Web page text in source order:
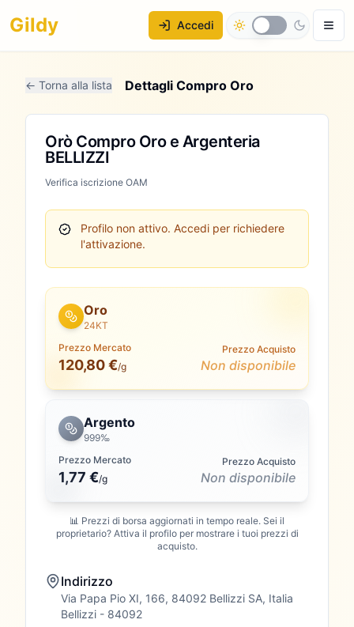
Gildy Accedi
← Torna alla lista Dettagli Compro Oro
Orò Compro Oro e Argenteria
BELLIZZI
Verifica iscrizione OAM
Profilo non attivo. Accedi per richiedere
l'attivazione.
Oro
24KT
Prezzo Mercato
120,80 €/g
Prezzo Acquisto
Non disponibile
Argento
999‰
Prezzo Mercato
1,77 €/g
Prezzo Acquisto
Non disponibile
📊 Prezzi di borsa aggiornati in tempo reale. Sei il
proprietario? Attiva il profilo per mostrare i tuoi prezzi di
acquisto.
Indirizzo
Via Papa Pio XI, 166, 84092 Bellizzi SA, Italia
Bellizzi - 84092